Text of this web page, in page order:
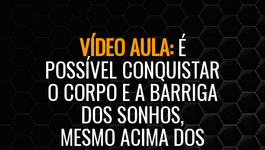
VÍDEO AULA:É
POSSÍVEL CONQUISTAR
O CORPO E A BARRIGA
DOS SONHOS,
MESMO ACIMA DOS